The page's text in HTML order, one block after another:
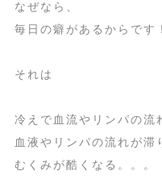
なぜなら、
毎日の癖があるからです
それは
冷えで血流やリンパの流
血液やリンパの流れが滞
むくみが酷くなる。。。